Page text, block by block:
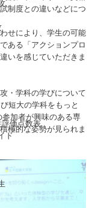
価点数表
ド
制度との違いなどにつ
せにより、学生の可能
ある「アクションプロ
いを感じていただきま
・学科の学びについて
短大の学科をもっと
加者が興味のある専
極的な姿勢が見られま